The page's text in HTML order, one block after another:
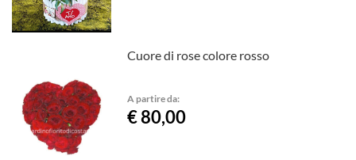
Cuore di rose colore rosso
A partire da:
€ 80,00